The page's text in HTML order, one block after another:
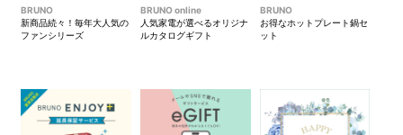
BRUNO
新商品続々！毎年大人気の
ファンシリーズ
BRUNO online
人気家電が選べるオリジナ
ルカタログギフト
BRUNO
お得なホットプレート鍋セ
ット